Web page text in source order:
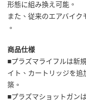
形態に組み換え可能。
また、従来のエアバイ
。
商品仕様
■プラズマライフルは新
イト、カートリッジを
築。
■プラズマショットガン